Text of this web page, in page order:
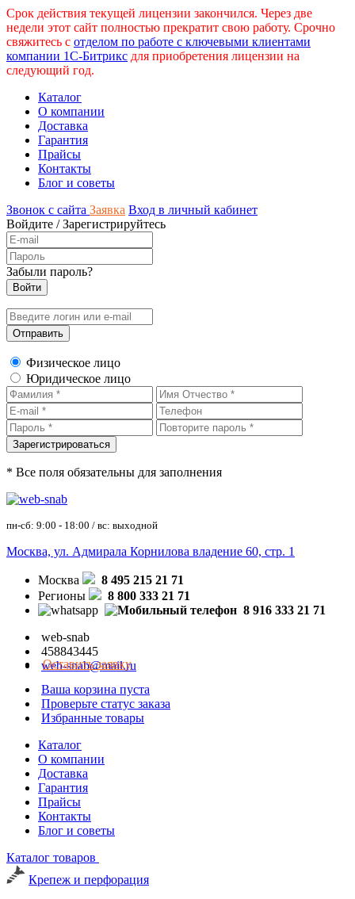
Срок действия текущей лицензии закончился. Через две
недели этот сайт полностью прекратит свою работу. Срочно
свяжитесь с отделом по работе с ключевыми клиентами
компании 1С-Битрикс для приобретения лицензии на
следующий год.
Каталог
О компании
Доставка
Гарантия
Прайсы
Контакты
Блог и советы
Звонок с сайта Заявка Вход в личный кабинет
Войдите /Зарегистрируйтесь
Забыли пароль?
Физическое лицо
Юридическое лицо
* Все поля обязательны для заполнения
пн-сб: 9:00 - 18:00 / вс: выходной
Москва, ул. Адмирала Корнилова владение 60, стр. 1
Москва
8 495 215 21 71
Регионы
8 800 333 21 71
8 916 333 21 71
web-snab
458843445
web-snab@mail.ru
Оставить заявку
Ваша корзина пуста
Проверьте статус заказа
Избранные товары
Каталог
О компании
Доставка
Гарантия
Прайсы
Контакты
Блог и советы
Каталог товаров
Крепеж и перфорация